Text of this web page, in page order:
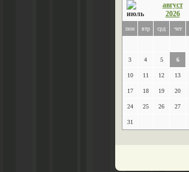
август
2026
пон втр срд чет
3 4 5 6
10 11 12 13
17 18 19 20
24 25 26 27
31